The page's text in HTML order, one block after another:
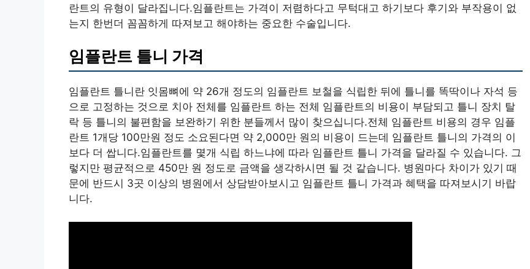
란트의 유형이 달라집니다.임플란트는 가격이 저렴하다고 무턱대고 하기보다 후기와 부작용이 없
는지 한번더 꼼꼼하게 따져보고 해야하는 중요한 수술입니다.
임플란트 틀니 가격
임플란트 틀니란 잇몸뼈에 약 26개 정도의 임플란트 보철을 식립한 뒤에 틀니를 똑딱이나 자석 등
으로 고정하는 것으로 치아 전체를 임플란트 하는 전체 임플란트의 비용이 부담되고 틀니 장치 탈
락 등 틀니의 불편함을 보완하기 위한 분들께서 많이 찾으십니다.전체 임플란트 비용의 경우 임플
란트 1개당 100만원 정도 소요된다면 약 2,000만 원의 비용이 드는데 임플란트 틀니의 가격의 이
보다 더 쌉니다.임플란트를 몇개 식립 하느냐에 따라 임플란트 틀니 가격을 달라질 수 있습니다. 그
렇지만 평균적으로 450만 원 정도로 금액을 생각하시면 될 것 같습니다. 병원마다 차이가 있기 때
문에 반드시 3곳 이상의 병원에서 상담받아보시고 임플란트 틀니 가격과 혜택을 따져보시기 바랍
니다.